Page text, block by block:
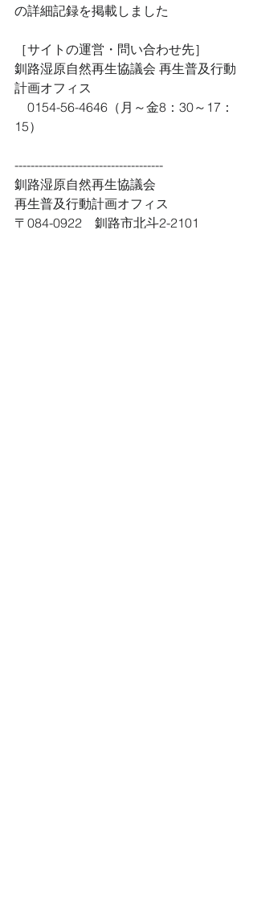
の詳細記録を掲載しました
［サイトの運営・問い合わせ先］
釧路湿原自然再生協議会 再生普及行動
計画オフィス
0154-56-4646（月～金8：30～17：
15）
-------------------------------------
釧路湿原自然再生協議会
再生普及行動計画オフィス
〒084-0922　釧路市北斗2-2101